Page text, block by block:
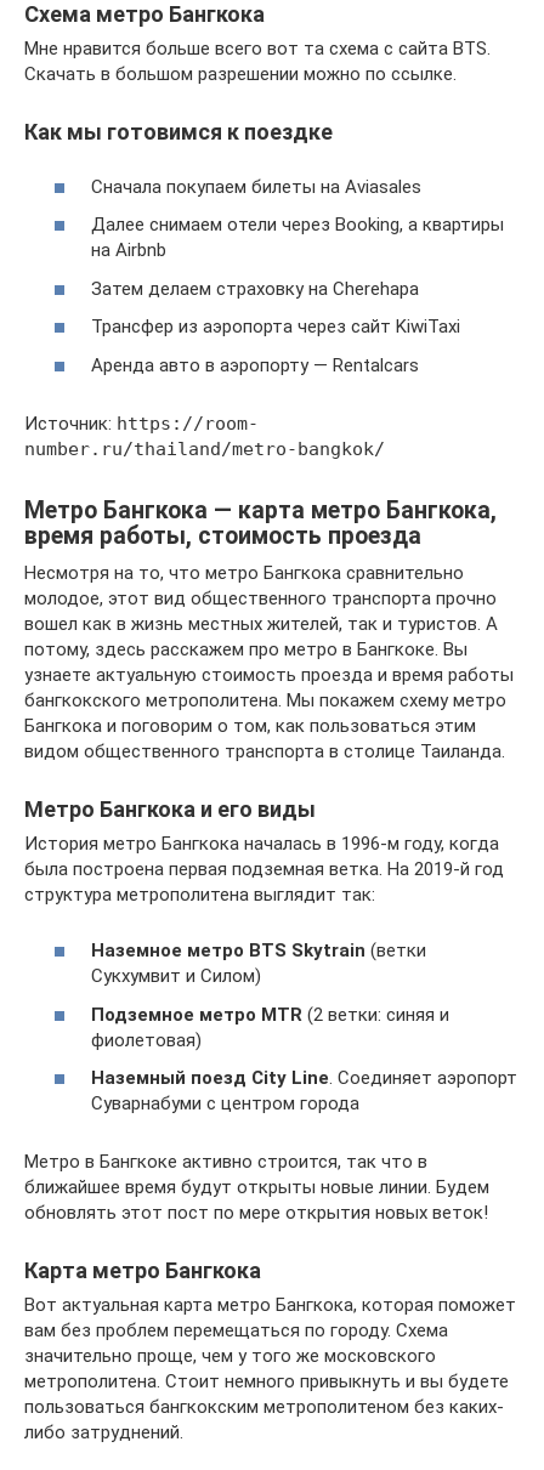
Схема метро Бангкока
Мне нравится больше всего вот та схема с сайта BTS.
Скачать в большом разрешении можно по ссылке.
Как мы готовимся к поездке
Сначала покупаем билеты на Aviasales
Далее снимаем отели через Booking, а квартиры
на Airbnb
Затем делаем страховку на Cherehapa
Трансфер из аэропорта через сайт KiwiTaxi
Аренда авто в аэропорту — Rentalcars
Источник: https://room-
number.ru/thailand/metro-bangkok/
Метро Бангкока — карта метро Бангкока,
время работы, стоимость проезда
Несмотря на то, что метро Бангкока сравнительно
молодое, этот вид общественного транспорта прочно
вошел как в жизнь местных жителей, так и туристов. А
потому, здесь расскажем про метро в Бангкоке. Вы
узнаете актуальную стоимость проезда и время работы
бангкокского метрополитена. Мы покажем схему метро
Бангкока и поговорим о том, как пользоваться этим
видом общественного транспорта в столице Таиланда.
Метро Бангкока и его виды
История метро Бангкока началась в 1996-м году, когда
была построена первая подземная ветка. На 2019-й год
структура метрополитена выглядит так:
Наземное метро BTS Skytrain (ветки
Сукхумвит и Силом)
Подземное метро MTR (2 ветки: синяя и
фиолетовая)
Наземный поезд City Line. Соединяет аэропорт
Суварнабуми с центром города
Метро в Бангкоке активно строится, так что в
ближайшее время будут открыты новые линии. Будем
обновлять этот пост по мере открытия новых веток!
Карта метро Бангкока
Вот актуальная карта метро Бангкока, которая поможет
вам без проблем перемещаться по городу. Схема
значительно проще, чем у того же московского
метрополитена. Стоит немного привыкнуть и вы будете
пользоваться бангкокским метрополитеном без каких-
либо затруднений.